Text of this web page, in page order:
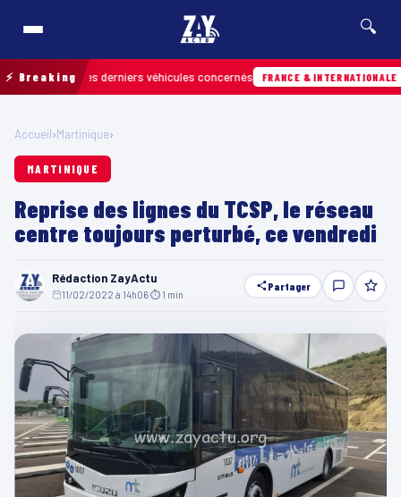
🔍
⚡ Breakingles derniers véhicules concernés FRANCE & INTERNATIONALE Hier
Accueil›Martinique›
MARTINIQUE
Reprise des lignes du TCSP, le réseau
centre toujours perturbé, ce vendredi
Rédaction ZayActu
11/02/2022 à 14h06⏱ 1 min
Partager